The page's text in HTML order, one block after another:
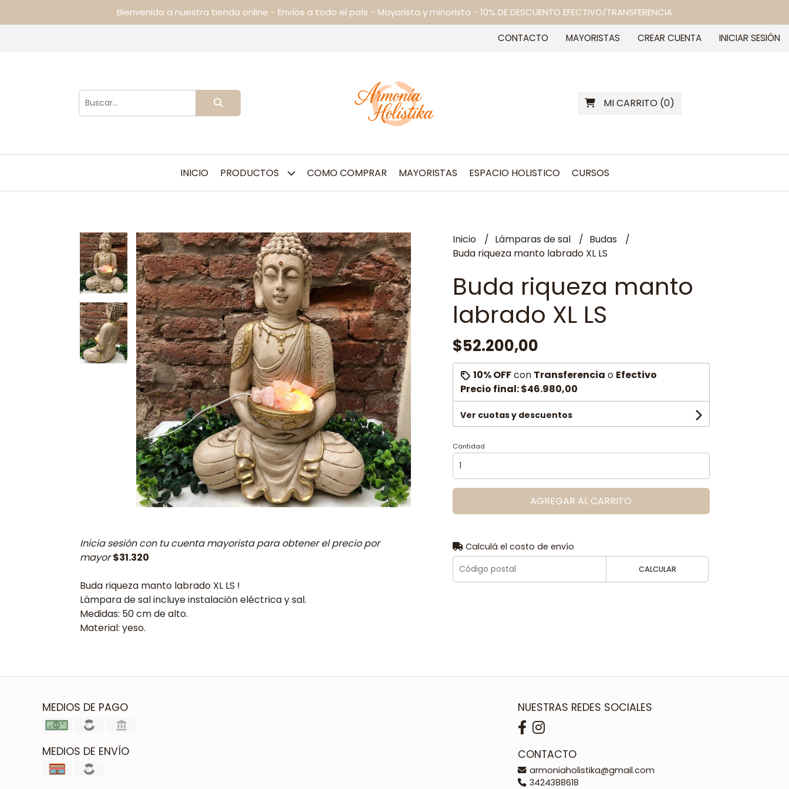
Bienvenido a nuestra tienda online - Envíos a todo el país - Mayorista y minorista - 10% DE DESCUENTO EFECTIVO/TRANSFERENCIA
CONTACTO MAYORISTAS CREAR CUENTA INICIAR SESIÓN
MI CARRITO(0)
INICIO PRODUCTOS COMO COMPRAR MAYORISTAS ESPACIO HOLISTICO CURSOS
Inicia sesión con tu cuenta mayorista para obtener el precio por
mayor$31.320
Buda riqueza manto labrado XL LS !
Lámpara de sal incluye instalación eléctrica y sal.
Medidas: 50 cm de alto.
Material: yeso.
Inicio Lámparas de sal
Budas
Buda riqueza manto labrado XL LS
Buda riqueza manto
labrado XL LS
$52.200,00
10% OFFcon Transferencia o Efectivo
Precio final:$46.980,00
Ver cuotas y descuentos
Cantidad
AGREGAR AL CARRITO
Calculá el costo de envío
CALCULAR
MEDIOS DE PAGO
MEDIOS DE ENVÍO
NUESTRAS REDES SOCIALES
CONTACTO
armoniaholistika@gmail.com
3424388618